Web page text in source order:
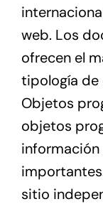
web. Los
ofrecen el
tipología de
Objetos
objetos
sitio